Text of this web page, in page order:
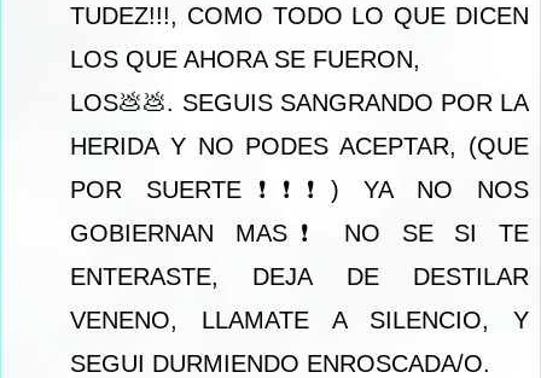
TUDEZ!!!, COMO TODO LO QUE DICEN
LOS QUE AHORA SE FUERON,
LOS💩💩. SEGUIS SANGRANDO POR LA
HERIDA Y NO PODES ACEPTAR, (QUE
POR SUERTE❗❗❗) YA NO NOS
GOBIERNAN MAS❗ NO SE SI TE
ENTERASTE, DEJA DE DESTILAR
VENENO, LLAMATE A SILENCIO, Y
SEGUI DURMIENDO ENROSCADA/O.